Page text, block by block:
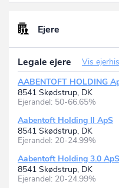
Ejere
Legale ejere
Vis
AABENTOFT HOLDING
8541 Skødstrup, DK
Ejerandel: 50-66.65%
Aabentoft Holding II ApS
8541 Skødstrup, DK
Ejerandel: 20-24.99%
Aabentoft Holding 3.0 ApS
8541 Skødstrup, DK
Ejerandel: 20-24.99%